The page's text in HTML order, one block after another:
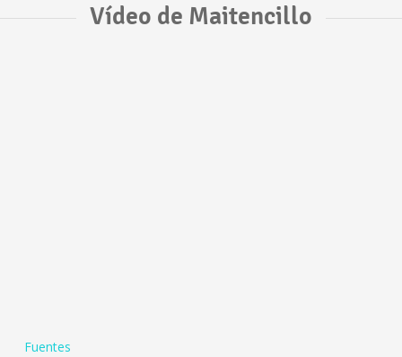
Vídeo de Maitencillo
Fuentes